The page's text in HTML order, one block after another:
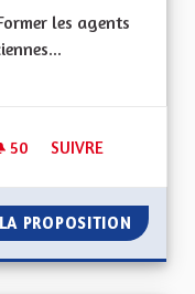
les agents
services publics en
50 50 ABONNÉS
SUIVRE
PROPOSITION AVOIR